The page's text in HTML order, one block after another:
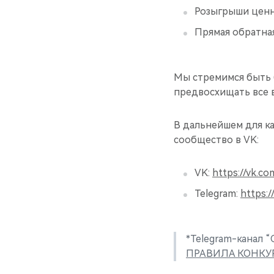
Розыгрыши
Прямая
Мы стремимся быть
предвосхищать все
В дальнейшем для
сообщество в VK:
VK: https://
Telegram:
*Telegram-канал
ПРАВИЛА